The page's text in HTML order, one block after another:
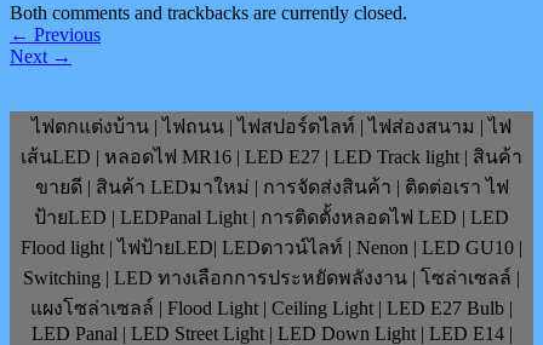
Both comments and trackbacks are currently closed.
← Previous
Next →
ไฟตกแต่งบ้าน | ไฟถนน | ไฟสปอร์ตไลท์ | ไฟส่องสนาม | ไฟ
เส้นLED | หลอดไฟ MR16 | LED E27 | LED Track light | สินค้า
ขายดี | สินค้า LEDมาใหม่ | การจัดส่งสินค้า | ติดต่อเรา ไฟ
ป้ายLED | LEDPanal Light | การติดตั้งหลอดไฟ LED | LED
Flood light | ไฟป้ายLED| LEDดาวน์ไลท์ | Nenon | LED GU10 |
Switching | LED ทางเลือกการประหยัดพลังงาน | โซล่าเซลล์ |
แผงโซล่าเซลล์ | Flood Light | Ceiling Light | LED E27 Bulb |
LED Panal | LED Street Light | LED Down Light | LED E14 |